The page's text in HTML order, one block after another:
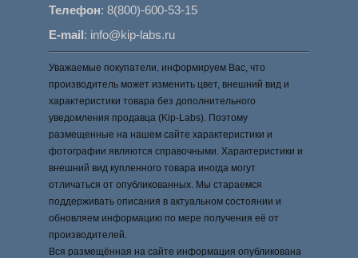
Телефон:8(800)-600-53-15
E-mail: info@kip-labs.ru
Уважаемые покупатели, информируем Вас, что
производитель может изменить цвет, внешний вид и
характеристики товара без дополнительного
уведомления продавца (Kip-Labs). Поэтому
размещенные на нашем сайте характеристики и
фотографии являются справочными. Характеристики и
внешний вид купленного товара иногда могут
отличаться от опубликованных. Мы стараемся
поддерживать описания в актуальном состоянии и
обновляем информацию по мере получения её от
производителей.
Вся размещённая на сайте информация опубликована